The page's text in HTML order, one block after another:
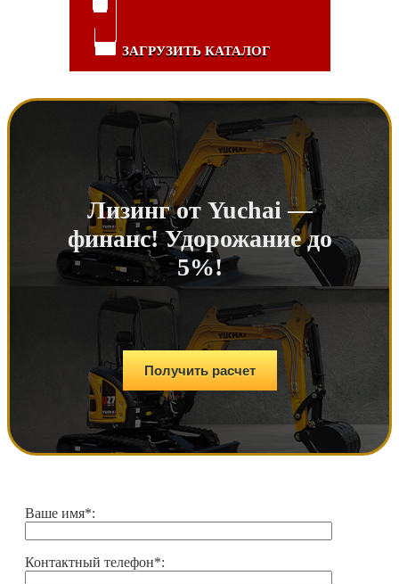
ЗАГРУЗИТЬ КАТАЛОГ
Лизинг от Yuchai —
финанс! Удорожание до
5%!
Получить расчет
Ваше имя*:
Контактный телефон*: